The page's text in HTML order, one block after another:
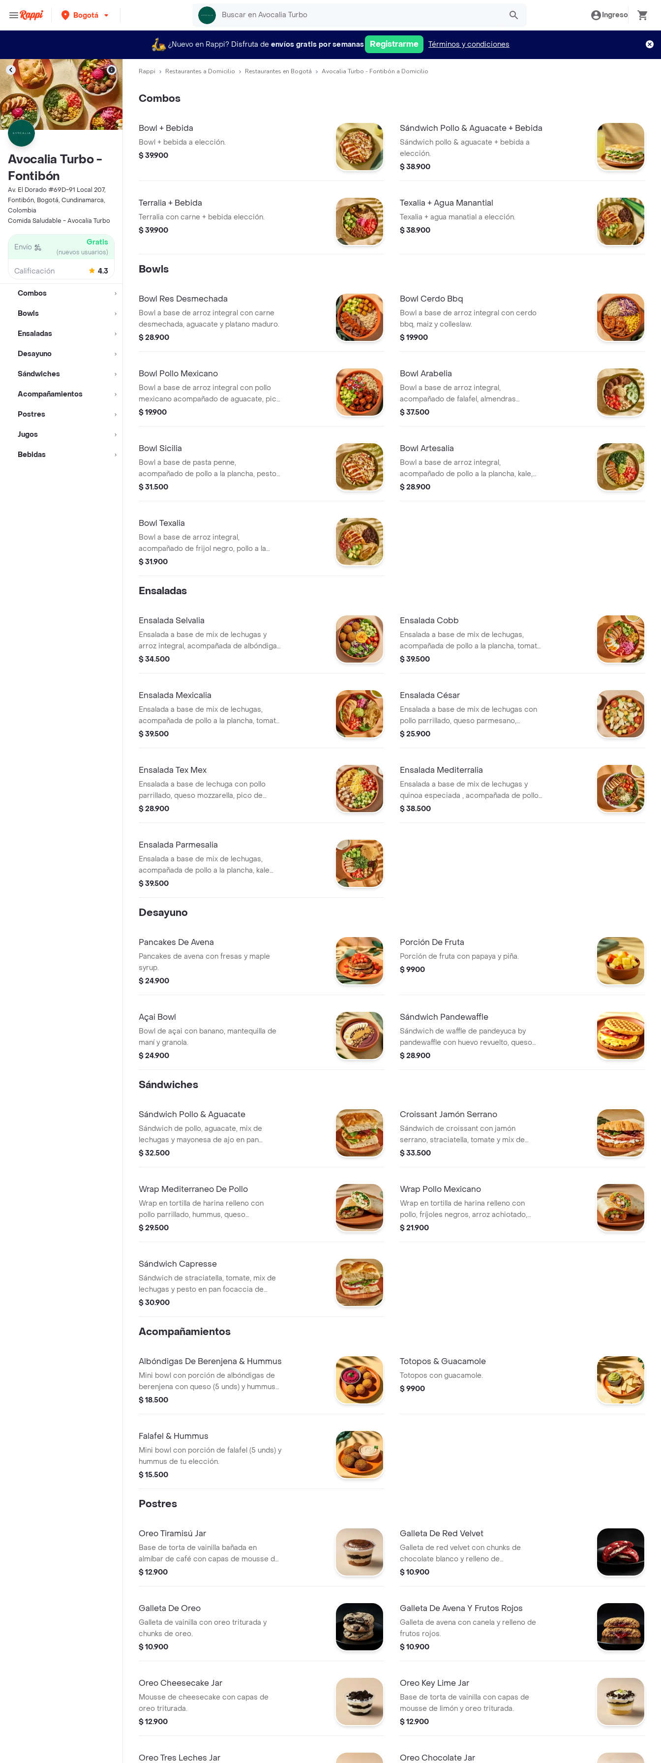
Bogotá Ingreso
¿Nuevo en Rappi? Disfruta de envíos gratis por semanas Registrarme Términos y condiciones
Avocalia Turbo -
Fontibón
Av. El Dorado #69D-91 Local 207,
Fontibón, Bogotá, Cundinamarca,
Colombia
Comida Saludable - Avocalia Turbo
Envío Gratis
(nuevos usuarios)
Calificación 4.3
Combos
Bowls
Ensaladas
Desayuno
Sándwiches
Acompañamientos
Postres
Jugos
Bebidas
Rappi Restaurantes a Domicilio Restaurantes en Bogotá Avocalia Turbo - Fontibón a Domicilio
Combos
Bowl + Bebida
Bowl + bebida a elección.
$ 39.900
Sándwich Pollo & Aguacate + Bebida
Sándwich pollo & aguacate + bebida a
elección.
$ 38.900
Terralia + Bebida
Terralia con carne + bebida elección.
$ 39.900
Texalia + Agua Manantial
Texalia + agua manatial a elección.
$ 38.900
Bowls
Bowl Res Desmechada
Bowl a base de arroz integral con carne
desmechada, aguacate y platano maduro.
$ 28.900
Bowl Cerdo Bbq
Bowl a base de arroz integral con cerdo
bbq, maiz y colleslaw.
$ 19.900
Bowl Pollo Mexicano
Bowl a base de arroz integral con pollo
mexicano acompañado de aguacate, pico
de gallo y salsa verde .
$ 19.900
Bowl Arabelia
Bowl a base de arroz integral,
acompañado de falafel, almendras
fileteadas, tomate chonto, pepino,
$ 37.500
Bowl Sicilia
Bowl a base de pasta penne,
acompañado de pollo a la plancha, pesto,
tomate chonto y queso feta.
$ 31.500
Bowl Artesalia
Bowl a base de arroz integral,
acompañado de pollo a la plancha, kale,
maiz tierno, tomate chonto, guacamole y
$ 28.900
Bowl Texalia
Bowl a base de arroz integral,
acompañado de frijol negro, pollo a la
plancha, aguacate, pico de gallo y
$ 31.900
Ensaladas
Ensalada Selvalia
Ensalada a base de mix de lechugas y
arroz integral, acompañada de albóndigas
de berenjena (5 unds), tomate cherry,
$ 34.500
Ensalada Cobb
Ensalada a base de mix de lechugas,
acompañada de pollo a la plancha, tomate
chonto, huevo duro, tocineta, aguacate,
vinagreta mediterránea.
$ 39.500
Ensalada Mexicalia
Ensalada a base de mix de lechugas,
acompañada de pollo a la plancha, tomate
chonto, cebolla encurtida con trocitos de
$ 39.500
Ensalada César
Ensalada a base de mix de lechugas con
pollo parrillado, queso parmesano,
tomate, crutones y vinagreta a elección.
$ 25.900
Ensalada Tex Mex
Ensalada a base de lechuga con pollo
parrillado, queso mozzarella, pico de
gallo, aguacate, totopos triturados y
$ 28.900
Ensalada Mediterralia
Ensalada a base de mix de lechugas y
quinoa especiada , acompañada de pollo
a la plancha, tomate cherry, queso feta,
$ 38.500
Ensalada Parmesalia
Ensalada a base de mix de lechugas,
acompañada de pollo a la plancha, kale
picado, tomate chonto, aguacate, galletas
$ 39.500
Desayuno
Pancakes De Avena
Pancakes de avena con fresas y maple
syrup.
$ 24.900
Porción De Fruta
Porción de fruta con papaya y piña.
$ 9900
Açai Bowl
Bowl de açai con banano, mantequilla de
maní y granola.
$ 24.900
Sándwich Pandewaffle
Sándwich de waffle de pandeyuca by
pandewaffle con huevo revuelto, queso
cheddar y tocineta crocante.
$ 28.900
Sándwiches
Sándwich Pollo & Aguacate
Sándwich de pollo, aguacate, mix de
lechugas y mayonesa de ajo en pan
focaccia de masa madre.
$ 32.500
Croissant Jamón Serrano
Sándwich de croissant con jamón
serrano, straciatella, tomate y mix de
lechugas.
$ 33.500
Wrap Mediterraneo De Pollo
Wrap en tortilla de harina relleno con
pollo parrillado, hummus, queso
mozzarella, queso feta, espinaca, pepino,
$ 29.500
Wrap Pollo Mexicano
Wrap en tortilla de harina relleno con
pollo, fríjoles negros, arroz achiotado,
queso mozzarella, pico de gallo, lechuga,
$ 21.900
Sándwich Capresse
Sándwich de straciatella, tomate, mix de
lechugas y pesto en pan focaccia de
masa madre.
$ 30.900
Acompañamientos
Albóndigas De Berenjena & Hummus
Mini bowl con porción de albóndigas de
berenjena con queso (5 unds) y hummus
de tu elección.
$ 18.500
Totopos & Guacamole
Totopos con guacamole.
$ 9900
Falafel & Hummus
Mini bowl con porción de falafel (5 unds) y
hummus de tu elección.
$ 15.500
Postres
Oreo Tiramisú Jar
Base de torta de vainilla bañada en
almíbar de café con capas de mousse de
tiramisú y oreo.
$ 12.900
Galleta De Red Velvet
Galleta de red velvet con chunks de
chocolate blanco y relleno de
cheesecake.
$ 10.900
Galleta De Oreo
Galleta de vainilla con oreo triturada y
chunks de oreo.
$ 10.900
Galleta De Avena Y Frutos Rojos
Galleta de avena con canela y relleno de
frutos rojos.
$ 10.900
Oreo Cheesecake Jar
Mousse de cheesecake con capas de
oreo triturada.
$ 12.900
Oreo Key Lime Jar
Base de torta de vainilla con capas de
mousse de limón y oreo triturada.
$ 12.900
Oreo Tres Leches Jar Oreo Chocolate Jar